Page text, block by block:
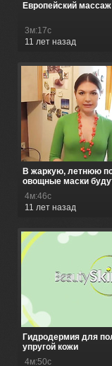
Европейский массаж
3м:17с
11 лет назад
В жаркую, летнюю
овощные маски
особенно...
4м:46с
11 лет назад
Гидродермия для
упругой кожи
4м:50с